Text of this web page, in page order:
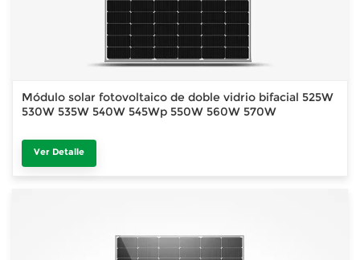
Módulo solar fotovoltaico de doble vidrio bifacial 525W
530W 535W 540W 545Wp 550W 560W 570W
Ver Detalle